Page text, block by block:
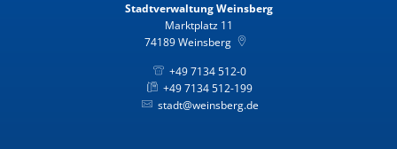
Stadtverwaltung Weinsberg
Marktplatz 11
74189Weinsberg
+49 7134 512-0
+49 7134 512-199
stadt@weinsberg.de